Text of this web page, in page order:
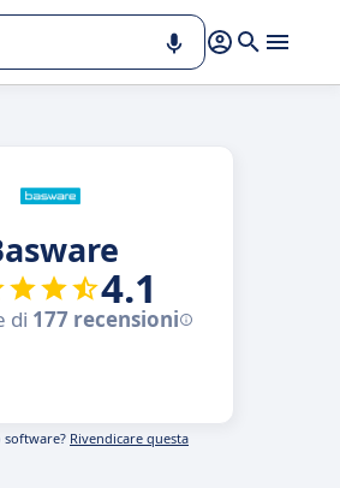
4.1
di 177 recensioni
software? Rivendicare questa